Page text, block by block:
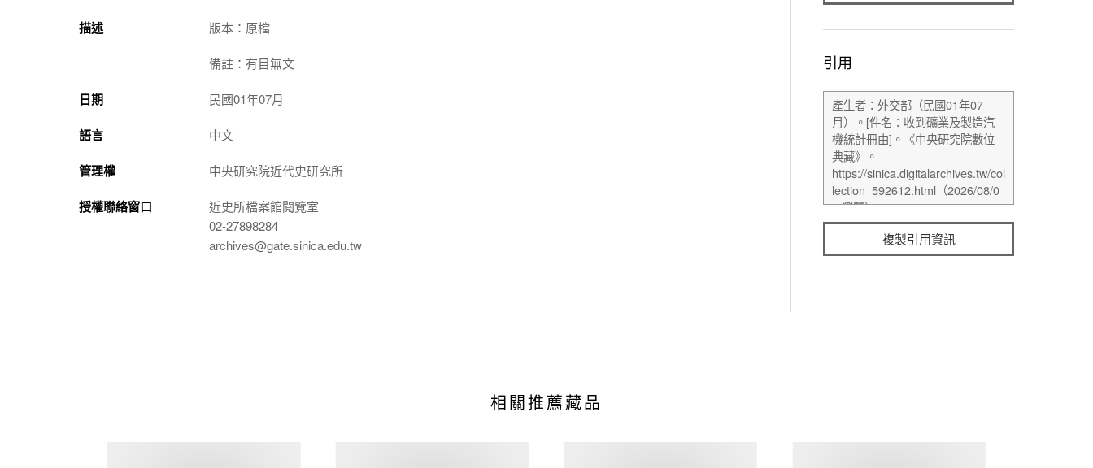
描述 版本：原檔
備註：有目無文
日期 民國01年07月
語言 中文
管理權 中央研究院近代史研究所
授權聯絡窗口
近史所檔案館閱覽室
02-27898284
archives@gate.sinica.edu.tw
引用
複製引用資訊
相關推薦藏品